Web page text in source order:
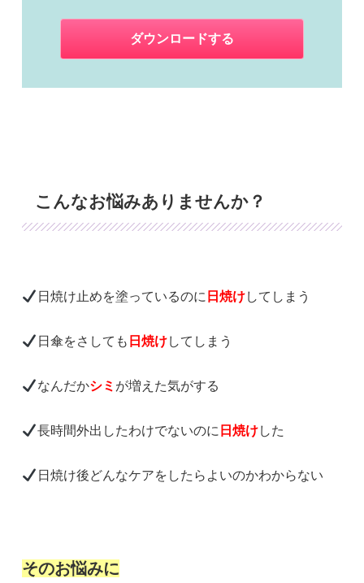
こんなお悩みありませんか？
日焼け止めを塗っているのに 日焼けしてしまう
日傘をさしても 日焼けしてしまう
なんだかシミ が増えた気がする
長時間外出したわけでないのに 日焼けした
日焼け後どんなケアをしたらよいのかわからない
そのお悩みに